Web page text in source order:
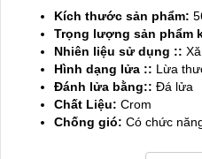
Kích thước sản phẩm:
Trọng lượng sản phẩm
Nhiên liệu sử dụng ::
Hình dạng lửa :: Lừa
Đánh lửa bằng:: Đá lửa
Chất Liệu: Crom
Chống gió: Có chức